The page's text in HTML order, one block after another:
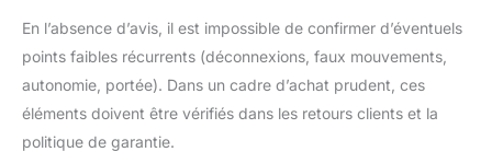
En l’absence d’avis, il est impossible de confirmer d’éventuels
points faibles récurrents (déconnexions, faux mouvements,
autonomie, portée). Dans un cadre d’achat prudent, ces
éléments doivent être vérifiés dans les retours clients et la
politique de garantie.